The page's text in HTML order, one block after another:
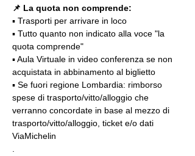
📌 La quota non comprende:
▪️ Trasporti per arrivare in loco
▪️ Tutto quanto non indicato alla voce "la
quota comprende"
▪️ Aula Virtuale in video conferenza se non
acquistata in abbinamento al biglietto
▪️ Se fuori regione Lombardia: rimborso
spese di trasporto/vitto/alloggio che
verranno concordate in base al mezzo di
trasporto/vitto/alloggio, ticket e/o dati
ViaMichelin